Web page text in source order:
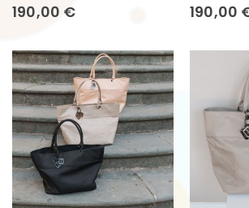
190,00 € 190,00